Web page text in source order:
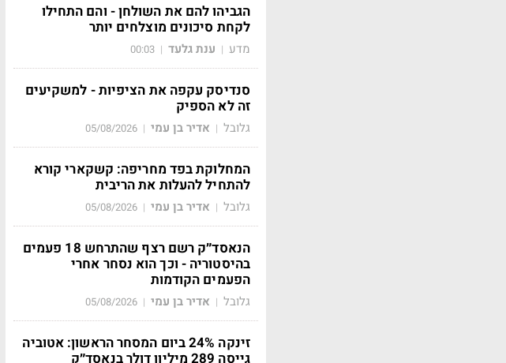
הגביהו להם את השולחן - והם התחילו
לקחת סיכונים מוצלחים יותר
מדע | ענת גלעד |
00:03
סנדיסק עקפה את הציפיות - למשקיעים
זה לא הספיק
גלובל | אדיר בן עמי |
05/08/2026
המחלוקת בפד מחריפה: קשקארי קורא
להתחיל להעלות את הריבית
גלובל | אדיר בן עמי |
05/08/2026
הנאסד״ק רשם רצף שהתרחש 18 פעמים
בהיסטוריה - וכך הוא נסחר אחרי
הפעמים הקודמות
גלובל | אדיר בן עמי |
05/08/2026
זינקה 24% ביום המסחר הראשון: אטוביה
גייסה 289 מיליון דולר בנאסד״ק